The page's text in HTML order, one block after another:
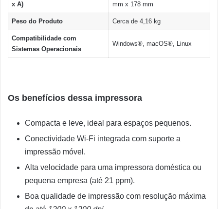
x A)
mm x 178 mm
Peso do Produto Cerca de 4,16 kg
Compatibilidade com
Sistemas Operacionais
Windows®, macOS®, Linux
Os benefícios dessa impressora
Compacta e leve, ideal para espaços pequenos.
Conectividade Wi-Fi integrada com suporte a
impressão móvel.
Alta velocidade para uma impressora doméstica ou
pequena empresa (até 21 ppm).
Boa qualidade de impressão com resolução máxima